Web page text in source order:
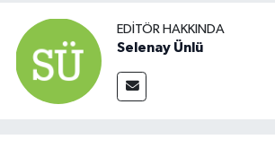
EDITÖR HAKKINDA
Selenay Ünlü